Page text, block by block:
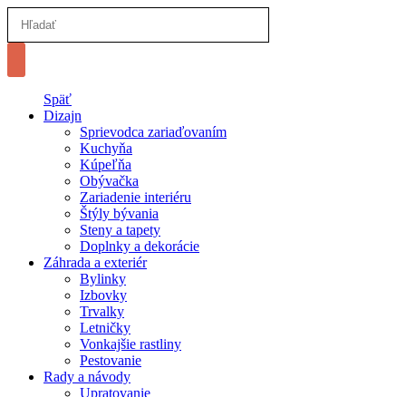
Späť
Dizajn
Sprievodca zariaďovaním
Kuchyňa
Kúpeľňa
Obývačka
Zariadenie interiéru
Štýly bývania
Steny a tapety
Doplnky a dekorácie
Záhrada a exteriér
Bylinky
Izbovky
Trvalky
Letničky
Vonkajšie rastliny
Pestovanie
Rady a návody
Upratovanie